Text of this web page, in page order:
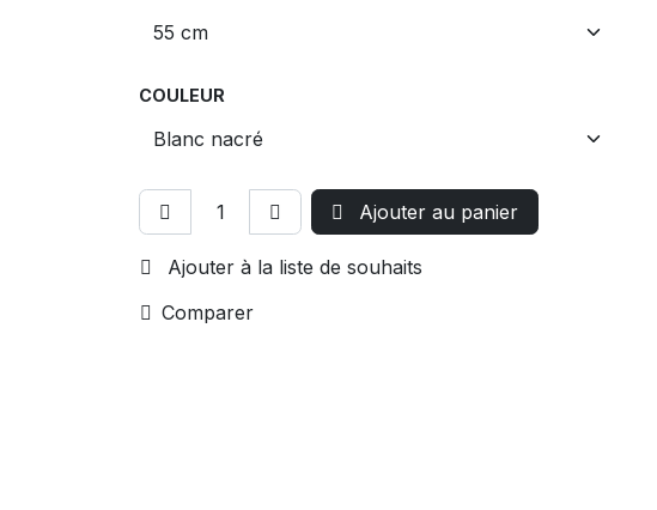
COULEUR
Ajouter au panier
Ajouter à la liste de souhaits
Comparer